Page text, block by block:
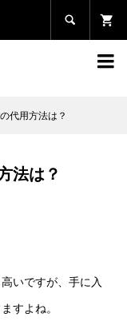


代用方法は？
法は？
いですが、手に入
すよね。